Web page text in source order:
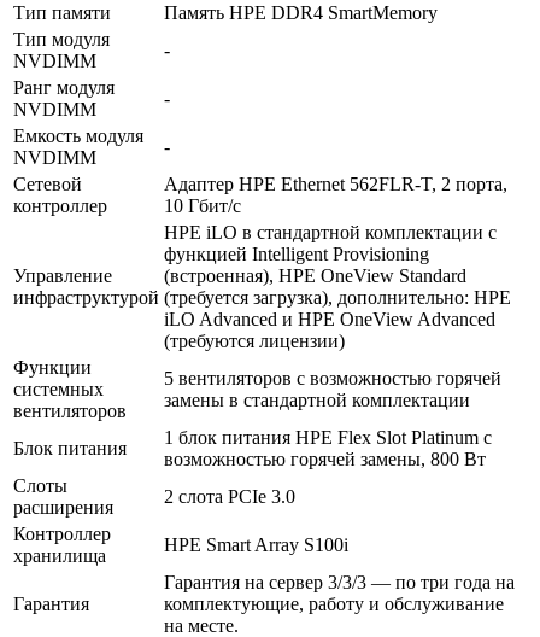
В корзину
Тип памяти
Память HPE DDR4 SmartMemory
Тип модуля
NVDIMM
-
Ранг модуля
NVDIMM
-
Емкость модуля
NVDIMM
-
Сетевой
контроллер
Адаптер HPE Ethernet 562FLR-T, 2 порта,
10 Гбит/с
Управление
инфраструктурой
HPE iLO в стандартной комплектации с
функцией Intelligent Provisioning
(встроенная), HPE OneView Standard
(требуется загрузка), дополнительно: HPE
iLO Advanced и HPE OneView Advanced
(требуются лицензии)
Функции
системных
вентиляторов
5 вентиляторов с возможностью горячей
замены в стандартной комплектации
Блок питания
1 блок питания HPE Flex Slot Platinum с
возможностью горячей замены, 800 Вт
Слоты
расширения
2 слота PCIe 3.0
Контроллер
хранилища
HPE Smart Array S100i
Гарантия
Гарантия на сервер 3/3/3 — по три года на
комплектующие, работу и обслуживание
на месте.